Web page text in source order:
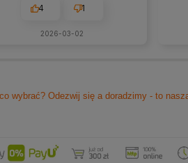
jakieś problemy zawsze można
Polecam z czystym sumieniem!
4 1
2026-03-02
wybrać? Odezwij się a doradzimy - to